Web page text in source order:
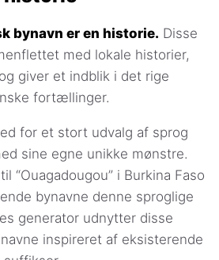
bynavn er en historie. Disse
med lokale historier,
giver et indblik i det rige
fortællinger.
for et stort udvalg af sprog
sine egne unikke mønstre.
“Ouagadougou” i Burkina Faso
bynavne denne sproglige
generator udnytter disse
inspireret af eksisterende